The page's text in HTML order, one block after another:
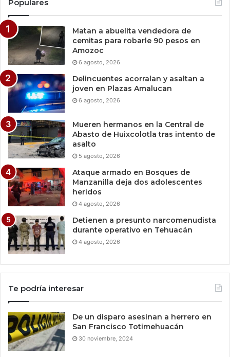
Populares
Matan a abuelita vendedora de
cemitas para robarle 90 pesos en
Amozoc
6 agosto, 2026
Delincuentes acorralan y asaltan a
joven en Plazas Amalucan
6 agosto, 2026
Mueren hermanos en la Central de
Abasto de Huixcolotla tras intento de
asalto
5 agosto, 2026
Ataque armado en Bosques de
Manzanilla deja dos adolescentes
heridos
4 agosto, 2026
Detienen a presunto narcomenudista
durante operativo en Tehuacán
4 agosto, 2026
Te podría interesar
De un disparo asesinan a herrero en
San Francisco Totimehuacán
30 noviembre, 2024